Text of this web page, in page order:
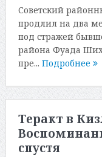
Советский
продлил на два
под стражей
района Фуада
пре... Подробнее
Теракт в
спустя